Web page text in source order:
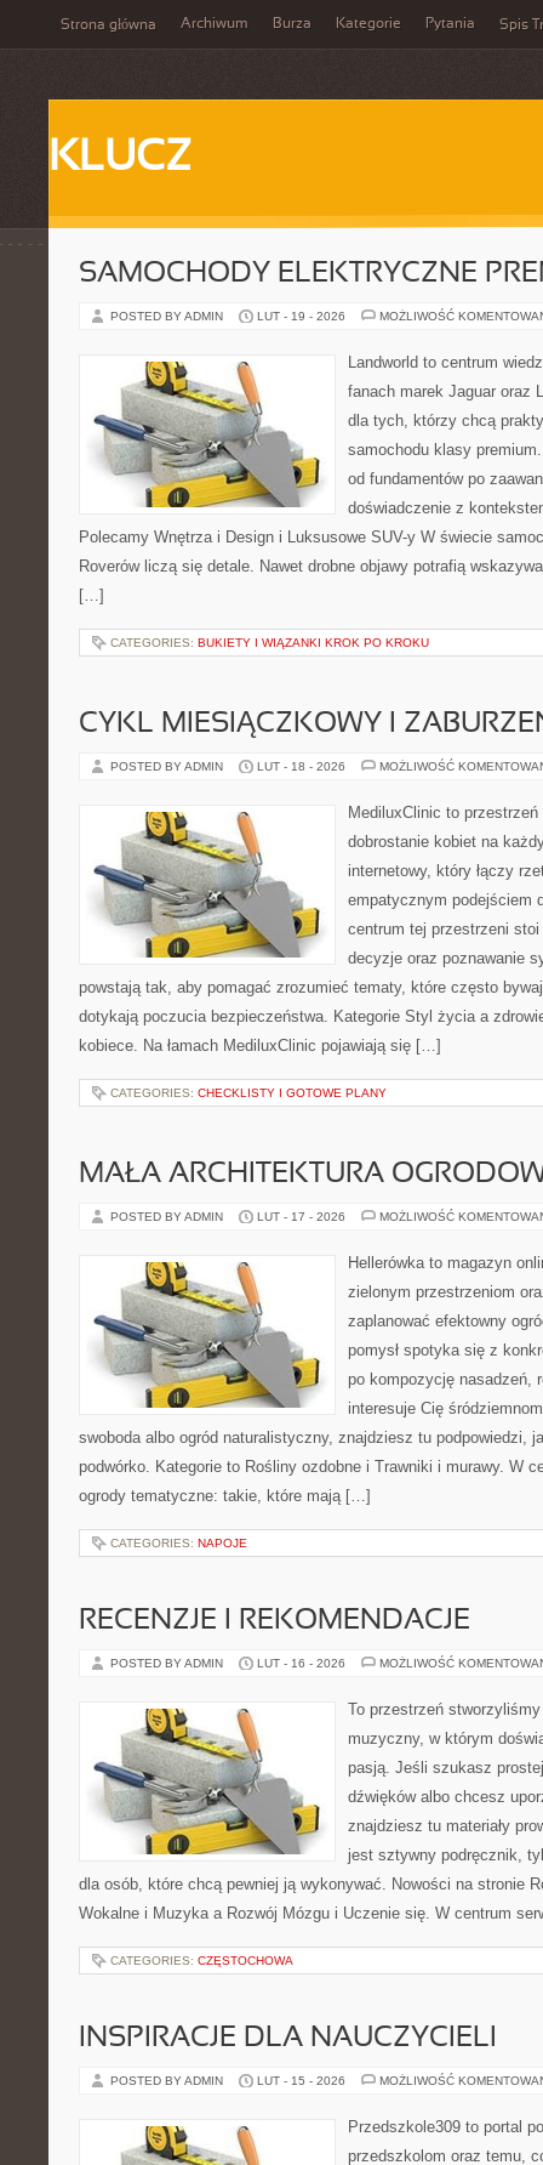
Strona główna Archiwum Burza Kategorie Pytania Spis
KLUCZ
SAMOCHODY ELEKTRYCZNE
POSTED BY ADMIN LUT - 19 - 2026 MOŻLIWOŚĆ
Landworld to centrum
fanach marek Jaguar oraz
dla tych, którzy chcą
samochodu klasy
od fundamentów po
doświadczenie z
Polecamy Wnętrza i Design i Luksusowe SUV-y W świecie
Roverów liczą się detale. Nawet drobne objawy potrafią
[…]
CATEGORIES: BUKIETY I WIĄZANKI KROK PO KROKU
CYKL MIESIĄCZKOWY I
POSTED BY ADMIN LUT - 18 - 2026 MOŻLIWOŚĆ
MediluxClinic to
dobrostanie kobiet na
internetowy, który łączy
empatycznym podejściem
centrum tej przestrzeni
decyzje oraz poznawanie
powstają tak, aby pomagać zrozumieć tematy, które często
dotykają poczucia bezpieczeństwa. Kategorie Styl życia a
kobiece. Na łamach MediluxClinic pojawiają się […]
CATEGORIES: CHECKLISTY I GOTOWE PLANY
MAŁA ARCHITEKTURA
POSTED BY ADMIN LUT - 17 - 2026 MOŻLIWOŚĆ
Hellerówka to magazyn
zielonym przestrzeniom
zaplanować efektowny
pomysł spotyka się z
po kompozycję nasadzeń,
interesuje Cię
swoboda albo ogród naturalistyczny, znajdziesz tu podpowiedzi,
podwórko. Kategorie to Rośliny ozdobne i Trawniki i murawy. W
ogrody tematyczne: takie, które mają […]
CATEGORIES: NAPOJE
RECENZJE I REKOMENDACJE
POSTED BY ADMIN LUT - 16 - 2026 MOŻLIWOŚĆ
To przestrzeń
muzyczny, w którym
pasją. Jeśli szukasz
dźwięków albo chcesz
znajdziesz tu materiały
jest sztywny podręcznik,
dla osób, które chcą pewniej ją wykonywać. Nowości na stronie
Wokalne i Muzyka a Rozwój Mózgu i Uczenie się. W centrum
CATEGORIES: CZĘSTOCHOWA
INSPIRACJE DLA NAUCZYCIELI
POSTED BY ADMIN LUT - 15 - 2026 MOŻLIWOŚĆ
Przedszkole309 to portal
przedszkolom oraz temu,